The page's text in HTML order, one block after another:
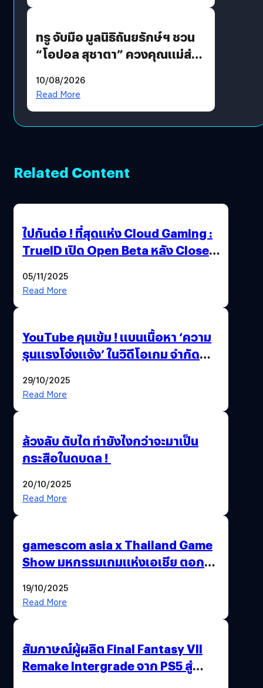
ทรู จับมือ มูลนิธิถันยรักษ์ฯ ชวน
“โอปอล สุชาตา” ควงคุณแม่ส่ง
เติมเต็มความหมายวันแม่ปีนี้
10/08/2026
Read More
Related Content
ไปกันต่อ ! ที่สุดแห่ง Cloud Gaming :
TrueID เปิด Open Beta หลัง Close
Thailand Game Show 2025 ทะลุ 15
05/11/2025
Read More
YouTube คุมเข้ม ! แบนเนื้อหา ‘ความ
รุนแรงโจ่งแจ้ง’ ในวิดีโอเกม จำกัด
29/10/2025
Read More
ล้วงลับ ตับไต ทำยังไงกว่าจะมาเป็น
กระสือในดบดล !
20/10/2025
Read More
gamescom asia x Thailand Game
Show มหกรรมเกมแห่งเอเชีย ตอกย้ำ
พาณิชย์ร่วมชูความสำเร็จ
19/10/2025
Read More
สัมภาษณ์ผู้ผลิต Final Fantasy VII
Remake Intergrade จาก PS5 สู่